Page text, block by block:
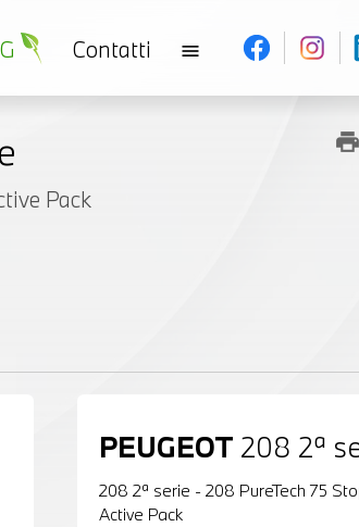
Contatti menu
Pack
print
PEUGEOT 208 2ª
208 2ª serie - 208 PureTech 75
Active Pack